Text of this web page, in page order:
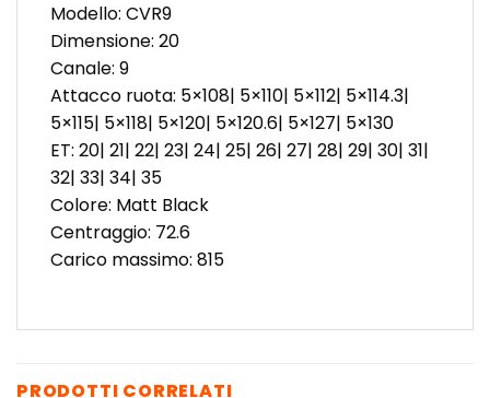
Modello: CVR9
Dimensione: 20
Canale: 9
Attacco ruota: 5×108| 5×110| 5×112| 5×114.3|
5×115| 5×118| 5×120| 5×120.6| 5×127| 5×130
ET: 20| 21| 22| 23| 24| 25| 26| 27| 28| 29| 30| 31|
32| 33| 34| 35
Colore: Matt Black
Centraggio: 72.6
Carico massimo: 815
PRODOTTI CORRELATI